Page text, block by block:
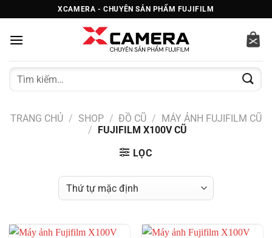
qua
nội
XCAMERA - CHUYÊN SẢN PHẨM FUJIFILM
Tìm
TRANG CHỦ / SHOP / ĐỒ CŨ / MÁY ẢNH FUJIFILM CŨ
/ FUJIFILM X100V CŨ
LỌC